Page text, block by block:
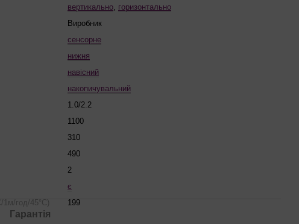
вертикально, горизонтально
Виробник
сенсорне
нижня
навісний
накопичувальний
1.0/2.2
1100
310
490
2
є
1м/год/45°С)
199
Гарантія